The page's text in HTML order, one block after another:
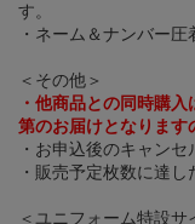
す。
・ネーム＆ナンバー
＜その他＞
・他商品との同時購
第のお届けとなります
・お申込後のキャン
・販売予定枚数に達
＜ユニフォーム特設サ